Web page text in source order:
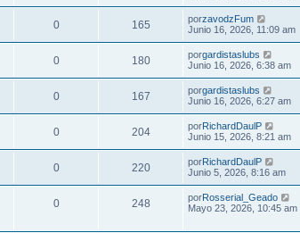
0 165 porzavodzFum
Junio 16, 2026, 11:09 am
0 180 porgardistaslubs
Junio 16, 2026, 6:38 am
0 167 porgardistaslubs
Junio 16, 2026, 6:27 am
0 204 porRichardDaulP
Junio 15, 2026, 8:21 am
0 220 porRichardDaulP
Junio 5, 2026, 8:16 am
0 248 porRosserial_Geado
Mayo 23, 2026, 10:45 am